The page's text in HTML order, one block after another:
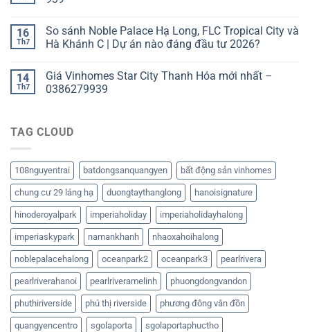
16
Th7
So sánh Noble Palace Hạ Long, FLC Tropical City và
Hà Khánh C | Dự án nào đáng đầu tư 2026?
14
Th7
Giá Vinhomes Star City Thanh Hóa mới nhất –
0386279939
TAG CLOUD
108nguyentrai batdongsanquangyen bất động sản vinhomes
chung cư 29 láng hạ duongtaythanglong hanoisignature
hinoderoyalpark imperiaholiday imperiaholidayhalong
imperiaskypark namankhanh nhaoxahoihalong
noblepalacehalong oceanpark2 oceanpark3 pearlrivera
pearlriverahanoi pearlriveramelinh phuongdongvandon
phuthiriverside phú thị riverside phương đông vân đồn
quangyencentro sgolaporta sgolaportaphuctho